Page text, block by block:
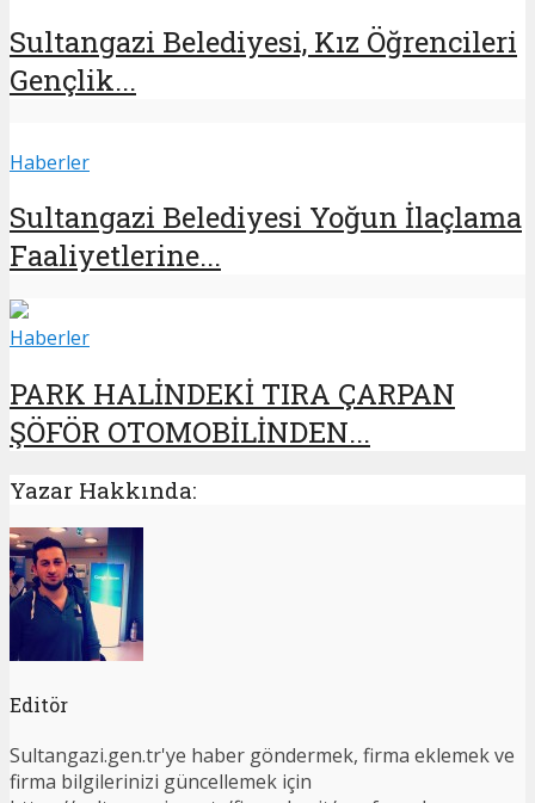
Sultangazi Belediyesi, Kız Öğrencileri
Gençlik...
Haberler
Sultangazi Belediyesi Yoğun İlaçlama
Faaliyetlerine...
Haberler
PARK HALİNDEKİ TIRA ÇARPAN
ŞÖFÖR OTOMOBİLİNDEN...
Yazar Hakkında:
Editör
Sultangazi.gen.tr'ye haber göndermek, firma eklemek ve
firma bilgilerinizi güncellemek için